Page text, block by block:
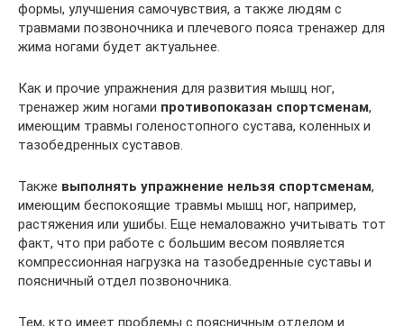
формы, улучшения самочувствия, а также людям с
травмами позвоночника и плечевого пояса тренажер для
жима ногами будет актуальнее.
Как и прочие упражнения для развития мышц ног,
тренажер жим ногами противопоказан спортсменам,
имеющим травмы голеностопного сустава, коленных и
тазобедренных суставов.
Также выполнять упражнение нельзя спортсменам,
имеющим беспокоящие травмы мышц ног, например,
растяжения или ушибы. Еще немаловажно учитывать тот
факт, что при работе с большим весом появляется
компрессионная нагрузка на тазобедренные суставы и
поясничный отдел позвоночника.
Тем, кто имеет проблемы с поясничным отделом и